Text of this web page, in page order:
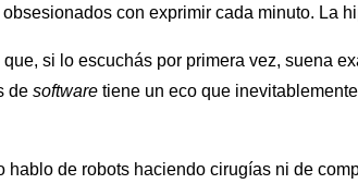
con exprimir cada minuto. La
que, si lo escuchás por primera vez, suena
de software tiene un eco que
hablo de robots haciendo cirugías ni de